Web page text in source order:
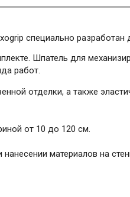
специально
Шпатель для
работ.
отделки, а также
от 10 до 120 см.
материалов на